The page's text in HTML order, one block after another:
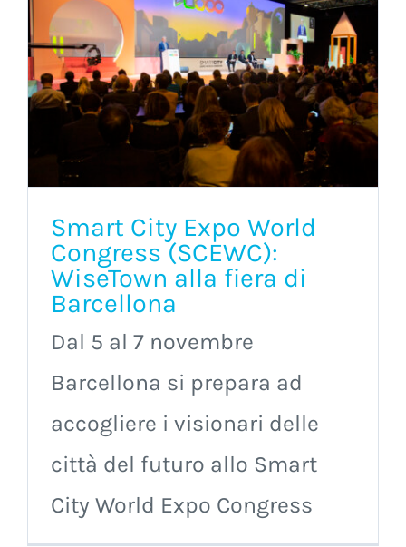
Smart City Expo World
Congress (SCEWC):
WiseTown alla fiera di
Barcellona
Dal 5 al 7 novembre
Barcellona si prepara ad
accogliere i visionari delle
città del futuro allo Smart
City World Expo Congress